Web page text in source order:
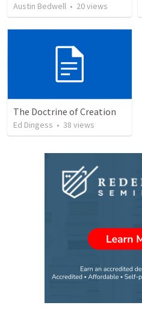
Austin Bedwell • 20views
The Doctrine of Creation
Ed Dingess • 38 views